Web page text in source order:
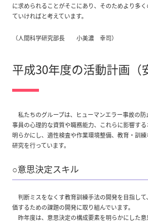
に求められることがそこにあり、そのためより多
ていければと考えています。
（人間科学研究部長 小美濃 幸司）
平成30年度の活動計画（
私たちのグループは、ヒューマンエラー事故の防
事員の心理的な資質や職務能力、これらに影響す
明らかにし、適性検査や作業環境整備、教育・訓
研究を行っています。
○意思決定スキル
判断ミスをなくす教育訓練手法の開発を目指し
価するための課題の開発に取り組んでいます。
昨年度は、意思決定の構成要素を明らかにした